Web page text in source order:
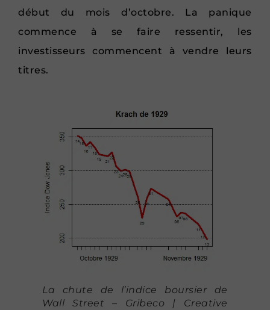
début du mois d’octobre. La panique
commence à se faire ressentir, les
investisseurs commencent à vendre leurs
titres.
La chute de l’indice boursier de
Wall Street – Gribeco | Creative